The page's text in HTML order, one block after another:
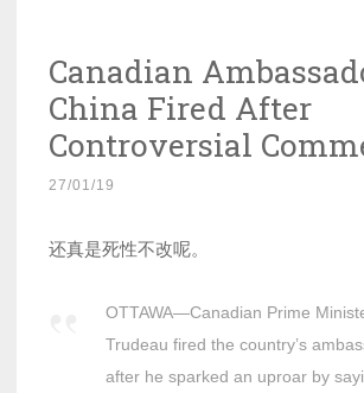
Canadian
China Fired After
Controversial
27/01/19
还真是死性不改呢。
OTTAWA—Canadian Prime
Trudeau fired the country’s
after he sparked an uproar by